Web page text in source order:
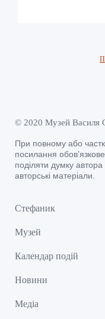
© 2020 Музей Василя
При повному або
посилання
поділяти думку автора
авторські матеріали.
Стефаник
Музей
Календар подій
Новини
Медіа